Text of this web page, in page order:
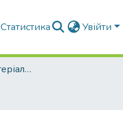
Статистика Увійти
Конференції та матеріали конференцій